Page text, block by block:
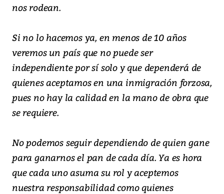
nos rodean.
Si no lo hacemos ya, en menos de 10 años
veremos un país que no puede ser
independiente por sí solo y que dependerá de
quienes aceptamos en una inmigración forzosa,
pues no hay la calidad en la mano de obra que
se requiere.
No podemos seguir dependiendo de quien gane
para ganarnos el pan de cada día. Ya es hora
que cada uno asuma su rol y aceptemos
nuestra responsabilidad como quienes